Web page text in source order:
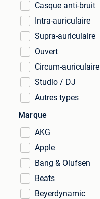
Casque anti-bruit
Intra-auriculaire
Supra-auriculaire
Ouvert
Circum-auriculaire
Studio / DJ
Autres types
Marque
AKG
Apple
Bang & Olufsen
Beats
Beyerdynamic